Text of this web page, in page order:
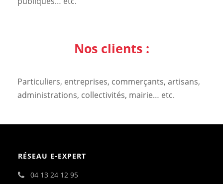
Nos clients :
Particuliers, entreprises, commerçants, artisans,
administrations, collectivités, mairie… etc.
RÉSEAU E-EXPERT
04 13 24 12 95